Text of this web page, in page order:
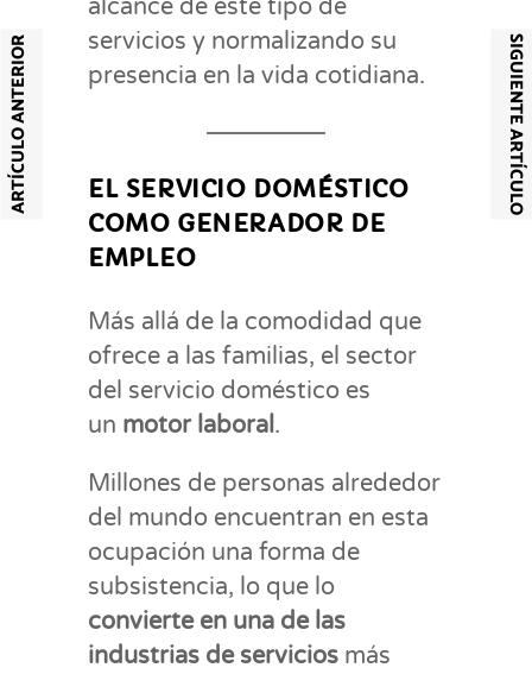
alcance de este tipo de
servicios y normalizando su
presencia en la vida cotidiana.
EL SERVICIO DOMÉSTICO
COMO GENERADOR DE
EMPLEO
Más allá de la comodidad que
ofrece a las familias, el sector
del servicio doméstico es
un motor laboral.
Millones de personas alrededor
del mundo encuentran en esta
ocupación una forma de
subsistencia, lo que lo
convierte en una de las
industrias de servicios más
ARTÍCULO ANTERIOR SIGUIENTE ARTÍCULO